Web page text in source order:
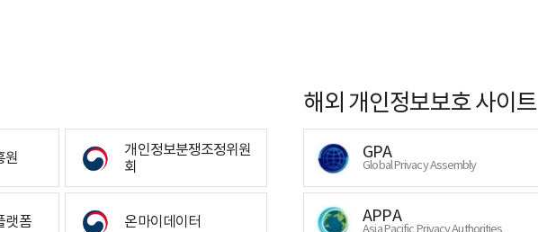
원
개인정보분쟁조정위원
회
랫폼 온마이데이터
해외 개인정보보호 사이트
GPA
Global Privacy Assembly
APPA
Asia Pacific Privacy Authorities